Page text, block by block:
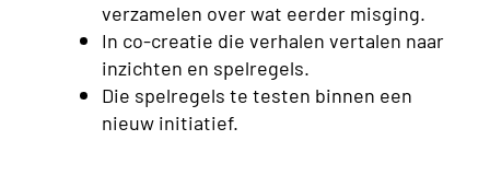
verzamelen over wat eerder misging.
In co-creatie die verhalen vertalen naar
inzichten en spelregels.
Die spelregels te testen binnen een
nieuw initiatief.